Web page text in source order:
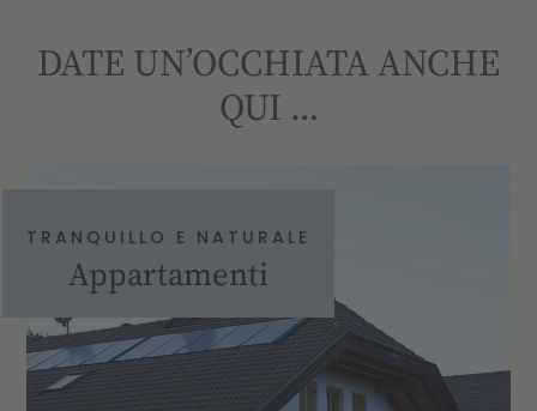
DATE UN’OCCHIATA ANCHE
QUI …
TRANQUILLO E NATURALE
Appartamenti